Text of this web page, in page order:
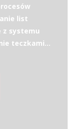
list
z systemu
teczkami...